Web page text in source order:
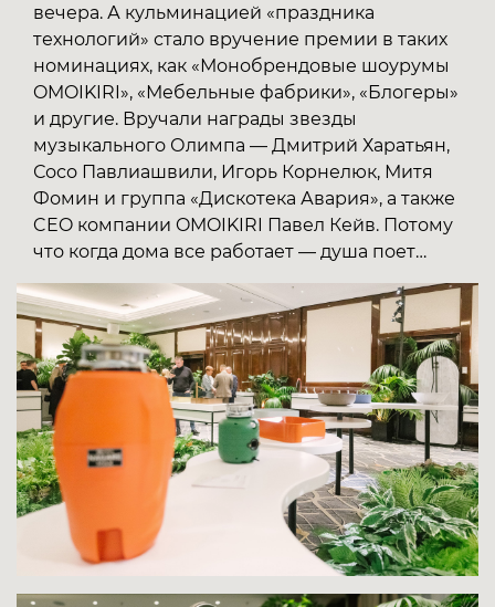
вечера. А кульминацией «праздника
технологий» стало вручение премии в таких
номинациях, как «Монобрендовые шоурумы
OMOIKIRI», «Мебельные фабрики», «Блогеры»
и другие. Вручали награды звезды
музыкального Олимпа — Дмитрий Харатьян,
Сосо Павлиашвили, Игорь Корнелюк, Митя
Фомин и группа «Дискотека Авария», а также
CEO компании OMOIKIRI Павел Кейв. Потому
что когда дома все работает — душа поет…